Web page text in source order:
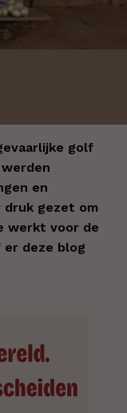
golf
en
gezet om
werkt voor de
er deze blog